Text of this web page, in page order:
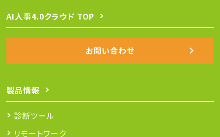
AI人事4.0クラウド TOP
お問い合わせ
製品情報
診断ツール
リモートワーク